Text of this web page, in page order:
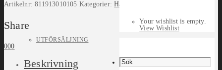
UTFÖRSÄLJNING
Your wishlist is empty.
View Wishlist
Artikelnr:811913010105 Kategorier:Hårvård
Share
000
Beskrivning